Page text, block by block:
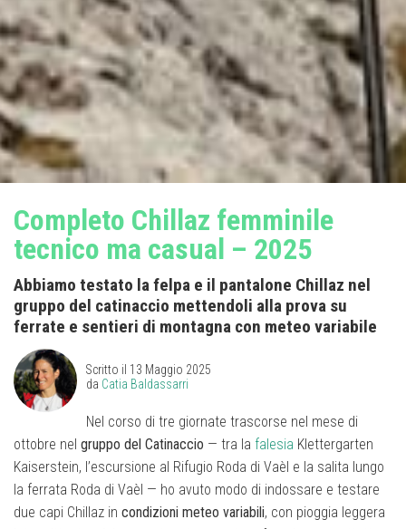
Completo Chillaz femminile
tecnico ma casual – 2025
Abbiamo testato la felpa e il pantalone Chillaz nel
gruppo del catinaccio mettendoli alla prova su
ferrate e sentieri di montagna con meteo variabile
Scritto il 13 Maggio 2025
da Catia Baldassarri
Nel corso di tre giornate trascorse nel mese di
ottobre nel gruppo del Catinaccio — tra la falesia Klettergarten
Kaiserstein, l’escursione al Rifugio Roda di Vaèl e la salita lungo
la ferrata Roda di Vaèl — ho avuto modo di indossare e testare
due capi Chillaz in condizioni meteo variabili, con pioggia leggera